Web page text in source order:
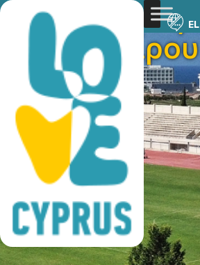
EL
προπονήσεις
ποδοσφαίρου